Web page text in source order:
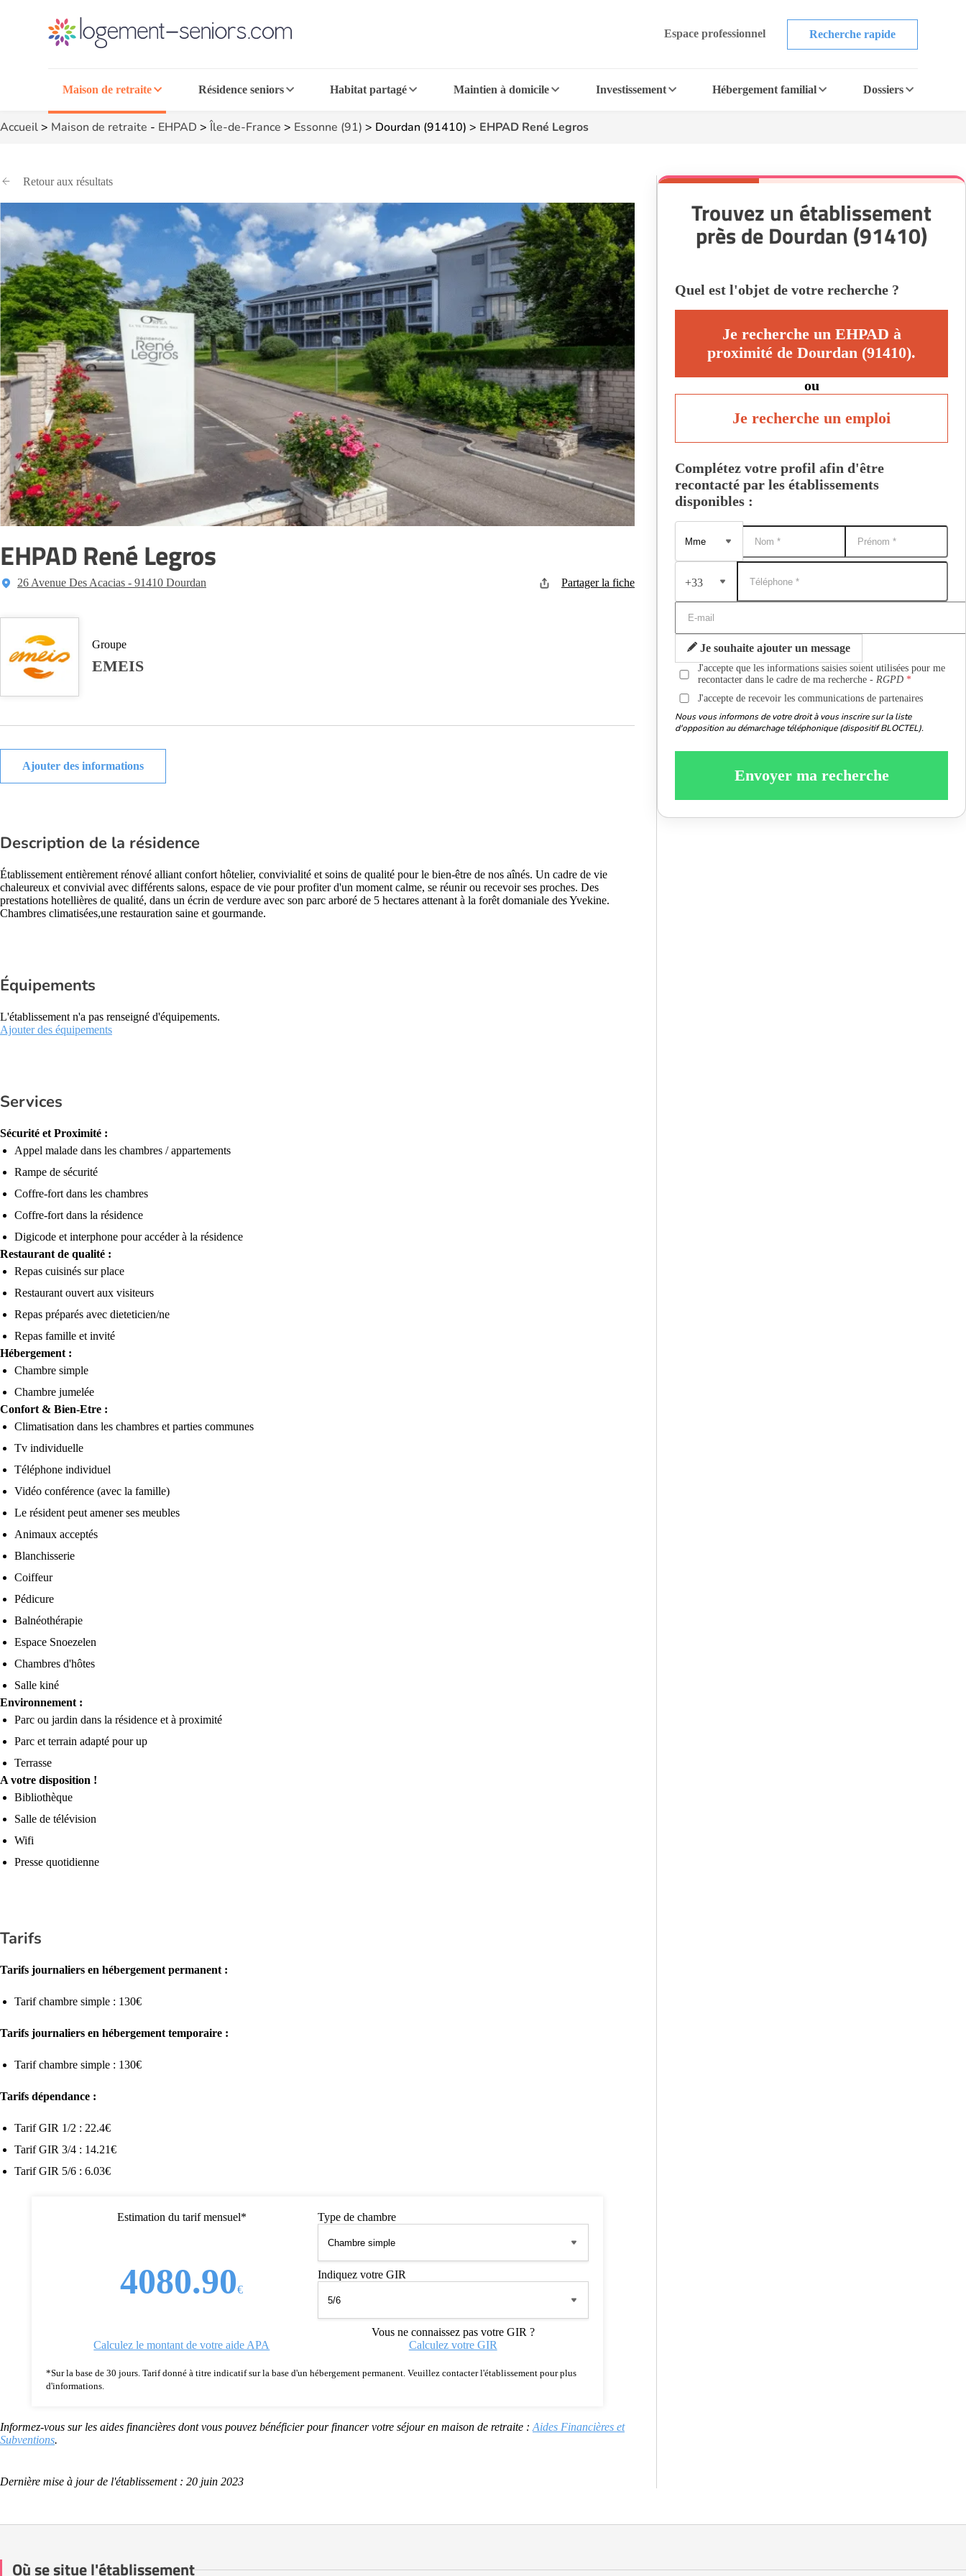
Espace professionnel Recherche rapide
Maison de retraite Résidence seniors Habitat partagé Maintien à domicile Investissement Hébergement familial Dossiers
Accueil> Maison de retraite - EHPAD > Île-de-France > Essonne (91) > Dourdan (91410) > EHPAD René Legros
Retour aux résultats
EHPAD René Legros
26 Avenue Des Acacias - 91410 Dourdan Partager la fiche
Groupe
EMEIS
Ajouter des informations
Description de la résidence
Établissement entièrement rénové alliant confort hôtelier, convivialité et soins de qualité pour le bien-être de nos aînés. Un cadre de vie
chaleureux et convivial avec différents salons, espace de vie pour profiter d'un moment calme, se réunir ou recevoir ses proches. Des
prestations hotellières de qualité, dans un écrin de verdure avec son parc arboré de 5 hectares attenant à la forêt domaniale des Yvekine.
Chambres climatisées,une restauration saine et gourmande.
Équipements
L'établissement n'a pas renseigné d'équipements.
Ajouter des équipements
Services
Sécurité et Proximité :
Appel malade dans les chambres / appartements
Rampe de sécurité
Coffre-fort dans les chambres
Coffre-fort dans la résidence
Digicode et interphone pour accéder à la résidence
Restaurant de qualité :
Repas cuisinés sur place
Restaurant ouvert aux visiteurs
Repas préparés avec dieteticien/ne
Repas famille et invité
Hébergement :
Chambre simple
Chambre jumelée
Confort & Bien-Etre :
Climatisation dans les chambres et parties communes
Tv individuelle
Téléphone individuel
Vidéo conférence (avec la famille)
Le résident peut amener ses meubles
Animaux acceptés
Blanchisserie
Coiffeur
Pédicure
Balnéothérapie
Espace Snoezelen
Chambres d'hôtes
Salle kiné
Environnement :
Parc ou jardin dans la résidence et à proximité
Parc et terrain adapté pour up
Terrasse
A votre disposition !
Bibliothèque
Salle de télévision
Wifi
Presse quotidienne
Tarifs
Tarifs journaliers en hébergement permanent :
Tarif chambre simple : 130€
Tarifs journaliers en hébergement temporaire :
Tarif chambre simple : 130€
Tarifs dépendance :
Tarif GIR 1/2 : 22.4€
Tarif GIR 3/4 : 14.21€
Tarif GIR 5/6 : 6.03€
Estimation du tarif mensuel*
4080.90€
Calculez le montant de votre aide APA
Type de chambre
Indiquez votre GIR
Vous ne connaissez pas votre GIR ?
Calculez votre GIR
*Sur la base de 30 jours. Tarif donné à titre indicatif sur la base d'un hébergement permanent. Veuillez contacter l'établissement pour plus
d'informations.
Informez-vous sur les aides financières dont vous pouvez bénéficier pour financer votre séjour en maison de retraite : Aides Financières et
Subventions.
Dernière mise à jour de l'établissement : 20 juin 2023
Trouvez un établissement
près de Dourdan (91410)
Quel est l'objet de votre recherche ?
Je recherche un EHPAD à
proximité de Dourdan (91410).
ou
Je recherche un emploi
Complétez votre profil afin d'être
recontacté par les établissements
disponibles :
+33
Je souhaite ajouter un message
J'accepte que les informations saisies soient utilisées pour me
recontacter dans le cadre de ma recherche -RGPD
J'accepte de recevoir les communications de partenaires
Nous vous informons de votre droit à vous inscrire sur la liste
d'opposition au démarchage téléphonique (dispositif BLOCTEL).
Envoyer ma recherche
Où se situe l'établissement